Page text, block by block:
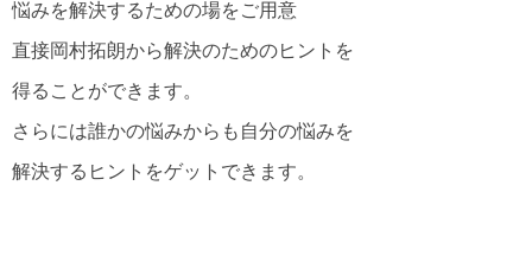
悩みを解決するための場をご用意
直接岡村拓朗から解決のためのヒントを
得ることができます。
さらには誰かの悩みからも自分の悩みを
解決するヒントをゲットできます。